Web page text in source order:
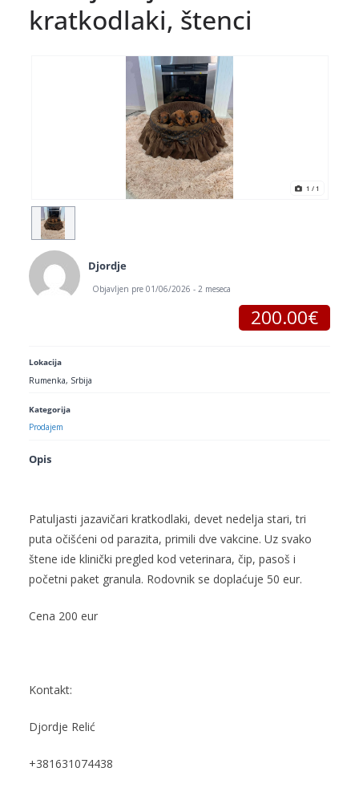
kratkodlaki, štenci
1 / 1
Djordje
Objavljen pre 01/06/2026 - 2 meseca
200.00€
Lokacija
Rumenka, Srbija
Kategorija
Prodajem
Opis
Patuljasti jazavičari kratkodlaki, devet nedelja stari, tri
puta očišćeni od parazita, primili dve vakcine. Uz svako
štene ide klinički pregled kod veterinara, čip, pasoš i
početni paket granula. Rodovnik se doplaćuje 50 eur.
Cena 200 eur
Kontakt:
Djordje Relić
+381631074438